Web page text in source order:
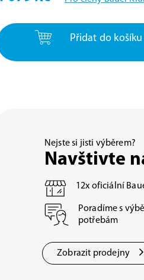
Přidat do košíku
Nejste si jisti výběrem?
Navštivte
12x oficiální
Poradíme s
potřebám
Zobrazit prodejny